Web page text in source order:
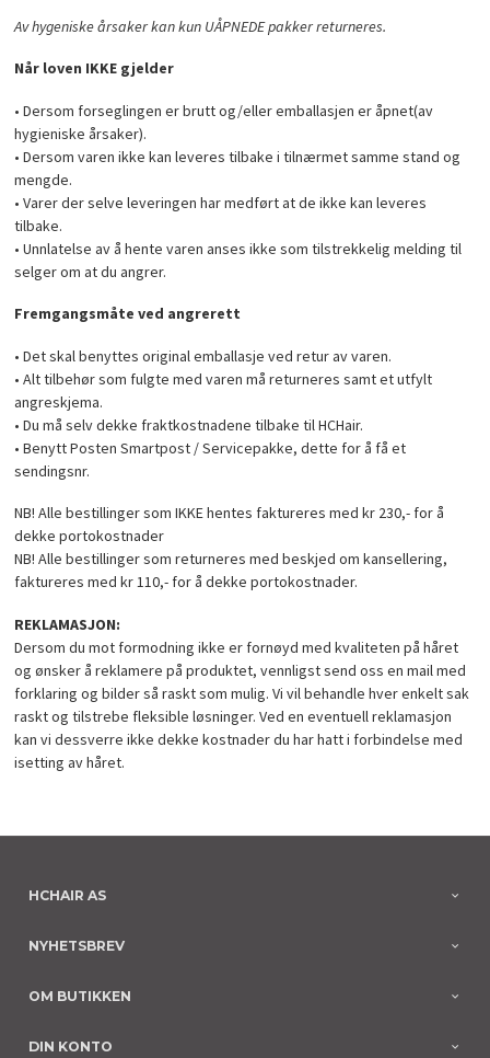
Av hygeniske årsaker kan kun UÅPNEDE pakker returneres.
Når loven IKKE gjelder
• Dersom forseglingen er brutt og/eller emballasjen er åpnet(av
hygieniske årsaker).
• Dersom varen ikke kan leveres tilbake i tilnærmet samme stand og
mengde.
• Varer der selve leveringen har medført at de ikke kan leveres
tilbake.
• Unnlatelse av å hente varen anses ikke som tilstrekkelig melding til
selger om at du angrer.
Fremgangsmåte ved angrerett
• Det skal benyttes original emballasje ved retur av varen.
• Alt tilbehør som fulgte med varen må returneres samt et utfylt
angreskjema.
• Du må selv dekke fraktkostnadene tilbake til HCHair.
• Benytt Posten Smartpost / Servicepakke, dette for å få et
sendingsnr.
NB! Alle bestillinger som IKKE hentes faktureres med kr 230,- for å
dekke portokostnader
NB! Alle bestillinger som returneres med beskjed om kansellering,
faktureres med kr 110,- for å dekke portokostnader.
REKLAMASJON:
Dersom du mot formodning ikke er fornøyd med kvaliteten på håret
og ønsker å reklamere på produktet, vennligst send oss en mail med
forklaring og bilder så raskt som mulig. Vi vil behandle hver enkelt sak
raskt og tilstrebe fleksible løsninger. Ved en eventuell reklamasjon
kan vi dessverre ikke dekke kostnader du har hatt i forbindelse med
isetting av håret.
HCHAIR AS
NYHETSBREV
OM BUTIKKEN
DIN KONTO